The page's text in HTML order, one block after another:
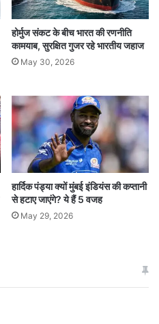
होर्मुज संकट के बीच भारत की रणनीति
कामयाब, सुरक्षित गुजर रहे भारतीय जहाज
May 30, 2026
हार्दिक पंड्या क्यों मुंबई इंडियंस की कप्तानी
से हटाए जाएंगे? ये हैं 5 वजह
May 29, 2026
खाई में धक्का… आरोपियों ने